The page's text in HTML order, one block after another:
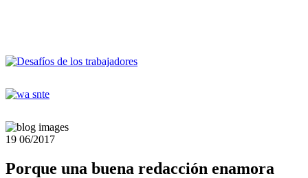
19 06/2017
Porque una buena redacción enamora